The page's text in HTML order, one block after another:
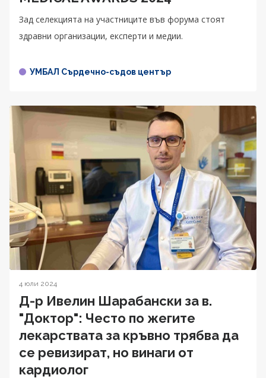
Зад селекцията на участниците във форума стоят
здравни организации, експерти и медии.
УМБАЛ Сърдечно-съдов център
4 юли 2024
Д-р Ивелин Шарабански за в.
"Доктор": Често по жегите
лекарствата за кръвно трябва да
се ревизират, но винаги от
кардиолог